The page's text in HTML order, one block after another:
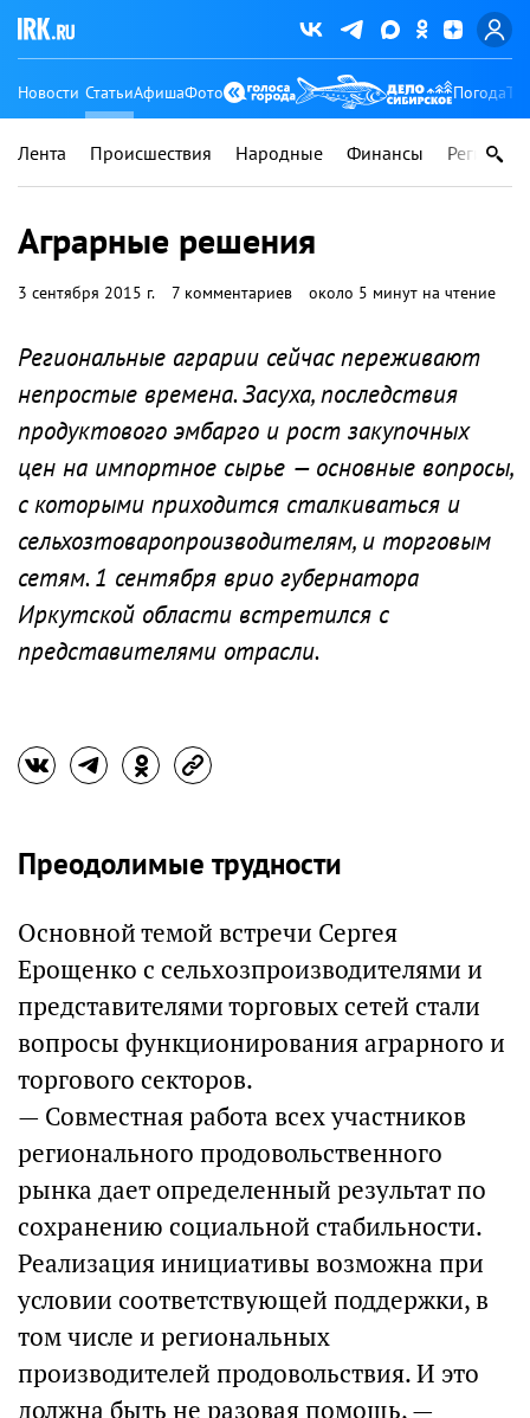
Новости СтатьиАфишаФото Погода
Лента Происшествия Народные Финансы Регионы
Аграрные решения
3 сентября 2015 г. 7 комментариев около 5 минут на чтение
Региональные аграрии сейчас переживают
непростые времена. Засуха, последствия
продуктового эмбарго и рост закупочных
цен на импортное сырье — основные вопросы,
с которыми приходится сталкиваться и
сельхозтоваропроизводителям, и торговым
сетям. 1 сентября врио губернатора
Иркутской области встретился с
представителями отрасли.
Преодолимые трудности
Основной темой встречи Сергея
Ерощенко с сельхозпроизводителями и
представителями торговых сетей стали
вопросы функционирования аграрного и
торгового секторов.
— Совместная работа всех участников
регионального продовольственного
рынка дает определенный результат по
сохранению социальной стабильности.
Реализация инициативы возможна при
условии соответствующей поддержки, в
том числе и региональных
производителей продовольствия. И это
должна быть не разовая помощь, —